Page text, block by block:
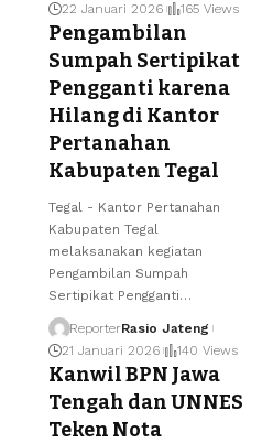
22 Januari 2026
165 Views
Pengambilan
Sumpah Sertipikat
Pengganti karena
Hilang di Kantor
Pertanahan
Kabupaten Tegal
Tegal - Kantor Pertanahan
Kabupaten Tegal
melaksanakan kegiatan
Pengambilan Sumpah
Sertipikat Pengganti…
ReporterRasio Jateng
21 Januari 2026
140 Views
Kanwil BPN Jawa
Tengah dan UNNES
Teken Nota